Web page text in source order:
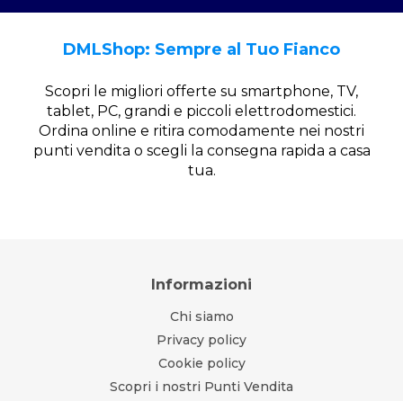
DMLShop: Sempre al Tuo Fianco
Scopri le migliori offerte su smartphone, TV,
tablet, PC, grandi e piccoli elettrodomestici.
Ordina online e ritira comodamente nei nostri
punti vendita o scegli la consegna rapida a casa
tua.
Informazioni
Chi siamo
Privacy policy
Cookie policy
Scopri i nostri Punti Vendita